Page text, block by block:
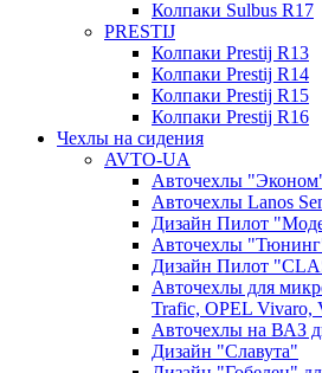
Колпаки Sulbus R17
PRESTIJ
Колпаки Prestij R13
Колпаки Prestij R14
Колпаки Prestij R15
Колпаки Prestij R16
Чехлы на сидения
AVTO-UA
Авточехлы
Авточехлы Lanos
Дизайн Пилот
Авточехлы
Дизайн Пилот
Авточехлы для
Trafic, OPEL Vivaro,
Авточехлы на
Дизайн "Славута"